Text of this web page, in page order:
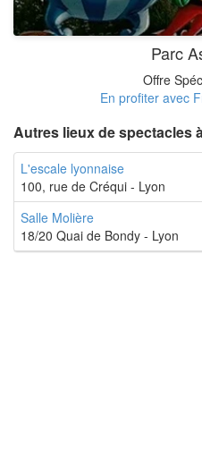
Parc
Offre
En profiter avec
Autres lieux de spectacles
L'escale lyonnaise
100, rue de Créqui - Lyon
Salle Molière
18/20 Quai de Bondy - Lyon